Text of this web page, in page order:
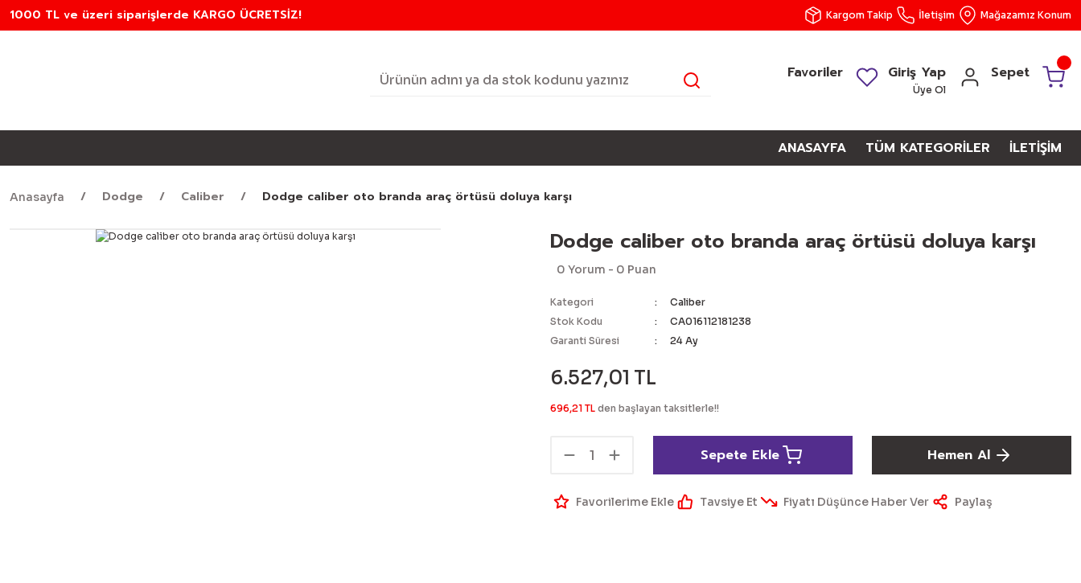
1000 TL ve üzeri siparişlerde KARGO ÜCRETSİZ! Kargom Takip İletişim Mağazamız Konum
Favoriler Giriş Yap
Üye Ol
Sepet
ANASAYFA TÜM KATEGORİLER İLETİŞİM
Anasayfa Dodge Caliber Dodge caliber oto branda araç örtüsü doluya karşı
Dodge caliber oto branda araç örtüsü doluya karşı
0 Yorum - 0 Puan
Kategori
Caliber
Stok Kodu
CA016112181238
Garanti Süresi
24 Ay
6.527,01 TL
696,21 TL den başlayan taksitlerle!!
Sepete Ekle Hemen Al
Tavsiye Et Fiyatı Düşünce Haber Ver Paylaş